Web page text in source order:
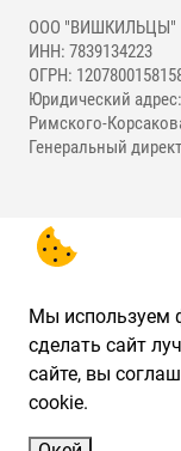
ООО "ВИШКИЛЬЦЫ"
ИНН: 7839134223
ОГРН:
Юридический
Римского-
Генеральный
Мы используем
сделать сайт
сайте, вы
cookie.